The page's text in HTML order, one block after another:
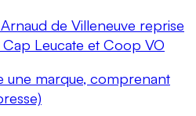
de Villeneuve reprise
Leucate et Coop VO
une marque, comprenant